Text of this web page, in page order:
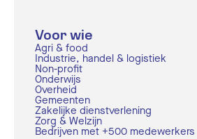
Voor wie
Agri & food
Industrie, handel & logistiek
Non-profit
Onderwijs
Overheid
Gemeenten
Zakelijke dienstverlening
Zorg & Welzijn
Bedrijven met +500 medewerkers